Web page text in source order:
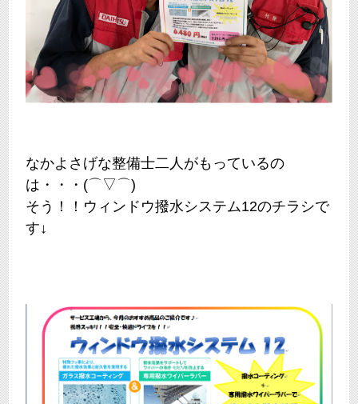
なかよさげな整備士二人がもっているの
は・・・(⌒▽⌒)
そう！！ウィンドウ撥水システム12のチラシで
す↓